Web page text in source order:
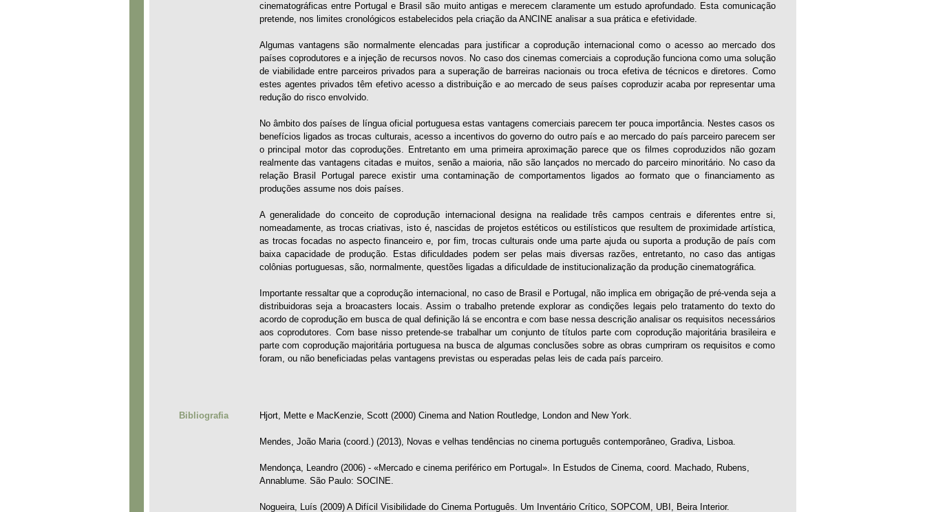
cinematográficas entre Portugal e Brasil são muito antigas e merecem claramente um estudo aprofundado. Esta comunicação
pretende, nos limites cronológicos estabelecidos pela criação da ANCINE analisar a sua prática e efetividade.
Algumas vantagens são normalmente elencadas para justificar a coprodução internacional como o acesso ao mercado dos
países coprodutores e a injeção de recursos novos. No caso dos cinemas comerciais a coprodução funciona como uma solução
de viabilidade entre parceiros privados para a superação de barreiras nacionais ou troca efetiva de técnicos e diretores. Como
estes agentes privados têm efetivo acesso a distribuição e ao mercado de seus países coproduzir acaba por representar uma
redução do risco envolvido.
No âmbito dos países de língua oficial portuguesa estas vantagens comerciais parecem ter pouca importância. Nestes casos os
benefícios ligados as trocas culturais, acesso a incentivos do governo do outro país e ao mercado do país parceiro parecem ser
o principal motor das coproduções. Entretanto em uma primeira aproximação parece que os filmes coproduzidos não gozam
realmente das vantagens citadas e muitos, senão a maioria, não são lançados no mercado do parceiro minoritário. No caso da
relação Brasil Portugal parece existir uma contaminação de comportamentos ligados ao formato que o financiamento as
produções assume nos dois países.
A generalidade do conceito de coprodução internacional designa na realidade três campos centrais e diferentes entre si,
nomeadamente, as trocas criativas, isto é, nascidas de projetos estéticos ou estilísticos que resultem de proximidade artística,
as trocas focadas no aspecto financeiro e, por fim, trocas culturais onde uma parte ajuda ou suporta a produção de país com
baixa capacidade de produção. Estas dificuldades podem ser pelas mais diversas razões, entretanto, no caso das antigas
colônias portuguesas, são, normalmente, questões ligadas a dificuldade de institucionalização da produção cinematográfica.
Importante ressaltar que a coprodução internacional, no caso de Brasil e Portugal, não implica em obrigação de pré-venda seja a
distribuidoras seja a broacasters locais. Assim o trabalho pretende explorar as condições legais pelo tratamento do texto do
acordo de coprodução em busca de qual definição lá se encontra e com base nessa descrição analisar os requisitos necessários
aos coprodutores. Com base nisso pretende-se trabalhar um conjunto de títulos parte com coprodução majoritária brasileira e
parte com coprodução majoritária portuguesa na busca de algumas conclusões sobre as obras cumpriram os requisitos e como
foram, ou não beneficiadas pelas vantagens previstas ou esperadas pelas leis de cada país parceiro.
Bibliografia Hjort, Mette e MacKenzie, Scott (2000) Cinema and Nation Routledge, London and New York.
Mendes, João Maria (coord.) (2013), Novas e velhas tendências no cinema português contemporâneo, Gradiva, Lisboa.
Mendonça, Leandro (2006) - «Mercado e cinema periférico em Portugal». In Estudos de Cinema, coord. Machado, Rubens,
Annablume. São Paulo: SOCINE.
Nogueira, Luís (2009) A Difícil Visibilidade do Cinema Português. Um Inventário Crítico, SOPCOM, UBI, Beira Interior.